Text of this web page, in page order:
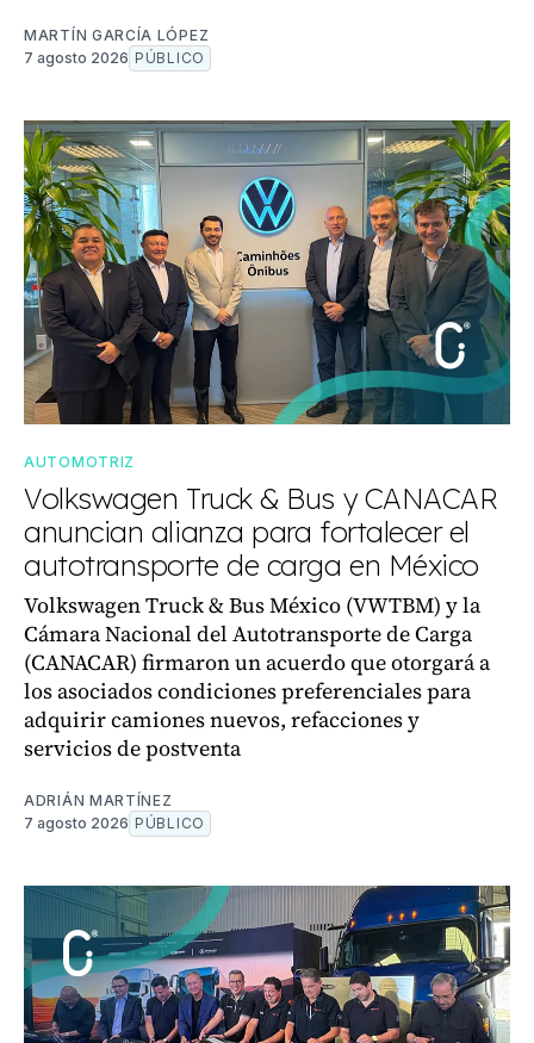
MARTÍN GARCÍA LÓPEZ
7 agosto 2026 PÚBLICO
AUTOMOTRIZ
Volkswagen Truck & Bus y CANACAR
anuncian alianza para fortalecer el
autotransporte de carga en México
Volkswagen Truck & Bus México (VWTBM) y la
Cámara Nacional del Autotransporte de Carga
(CANACAR) firmaron un acuerdo que otorgará a
los asociados condiciones preferenciales para
adquirir camiones nuevos, refacciones y
servicios de postventa
ADRIÁN MARTÍNEZ
7 agosto 2026 PÚBLICO